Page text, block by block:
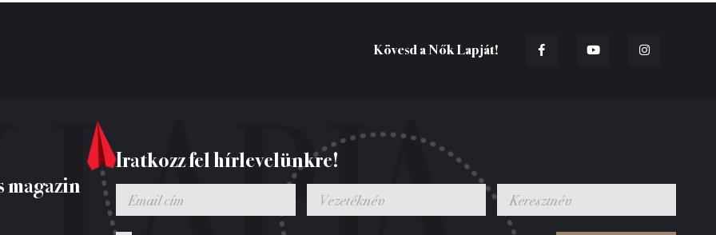
Kövesd a Nők Lapját!
Iratkozz fel hírlevelünkre!